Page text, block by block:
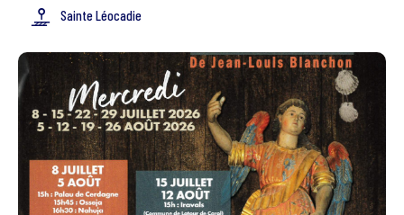
Sainte Léocadie